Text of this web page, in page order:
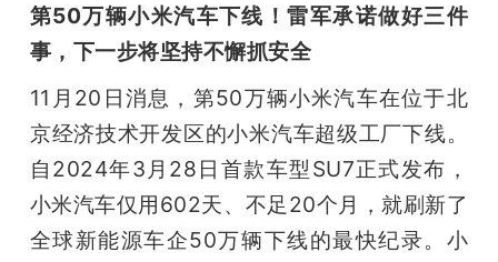
第50万辆小米汽车下线！雷军承诺做好三件
事，下一步将坚持不懈抓安全
11月20日消息，第50万辆小米汽车在位于北
京经济技术开发区的小米汽车超级工厂下线。
自2024年3月28日首款车型SU7正式发布，
小米汽车仅用602天、不足20个月，就刷新了
全球新能源车企50万辆下线的最快纪录。小